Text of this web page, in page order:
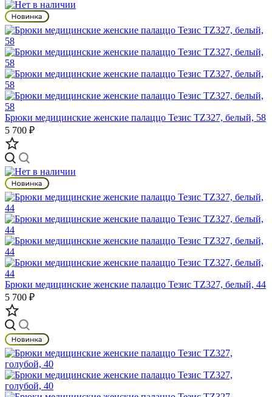
Брюки медицинские женские палаццо Тезис TZ327, белый, 58
5 700 ₽
Брюки медицинские женские палаццо Тезис TZ327, белый, 44
5 700 ₽